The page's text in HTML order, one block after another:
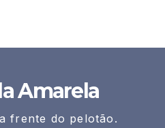
Amarela
frente do pelotão.